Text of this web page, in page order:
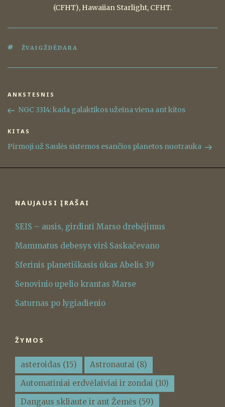
(CFHT), Hawaiian Starlight, CFHT.
ŽYMOS
ŽVAIGŽDĖDARA
Navigacija
tarp
Ankstesnis
įrašas
ANKSTESNIS
NGC 3314: kada galaktikos užeina viena ant kitos
Kitas
įrašas
KITAS
Pirmoji už Saulės sistemos esančios planetos nuotrauka
NAUJAUSI ĮRAŠAI
SEIS – ausis, girdinti Marso drebėjimus
Mammatus debesys virš Saskačevano
Sferinis planetiškasis ūkas Abelis 39
Senovinio upelio krantas Marse
Saturnas po lygiadienio
ŽYMOS
asteroidas (15) Astronautai (8)
Automatiniai erdvėlaiviai ir zondai (10)
Dangaus skliaute ir ant Žemės (59)